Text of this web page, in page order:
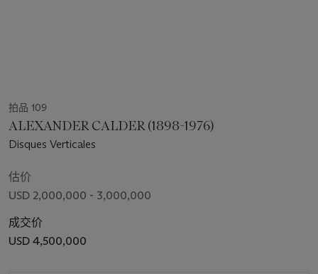
拍品 109
ALEXANDER CALDER (1898-1976)
Disques Verticales
估价
USD 2,000,000 - 3,000,000
成交价
USD 4,500,000